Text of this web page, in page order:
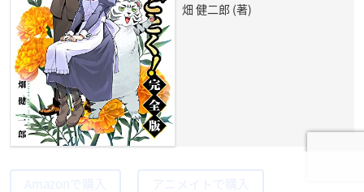
畑 健二郎 (著)